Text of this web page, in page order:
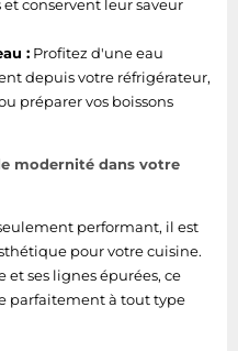
conservent leur saveur
: Profitez d'une eau
depuis votre réfrigérateur,
préparer vos boissons
modernité dans votre
performant, il est
pour votre cuisine.
et ses lignes épurées, ce
parfaitement à tout type